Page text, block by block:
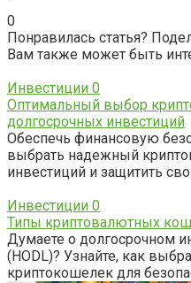
0
Понравилась статья?
Вам также может быть
Инвестиции 0
Оптимальный выбор
долгосрочных инвестиций
Обеспечь финансовую
выбрать надежный
инвестиций и защитить
Инвестиции 0
Типы криптовалютных
Думаете о долгосрочном
(HODL)? Узнайте, как
криптокошелек для